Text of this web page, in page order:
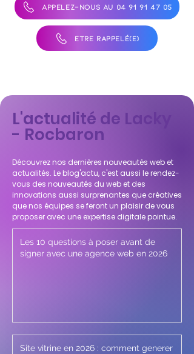
APPELEZ-NOUS AU 04 91 91 47 05
ÊTRE RAPPELÉ(E)
L'actualité de Lacky
- Rocbaron
Découvrez nos dernières nouveautés web et
actualités. Le blog'actu, c'est aussi le rendez-
vous des nouveautés du web et des
innovations aussi surprenantes que créatives
que nos équipes se feront un plaisir de vous
proposer avec une expertise digitale pointue.
Les 10 questions à poser avant de
signer avec une agence web en 2026
Site vitrine en 2026 : comment generer